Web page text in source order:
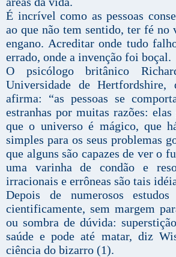
É incrível como as pessoas
ao que não tem sentido, ter fé no
engano. Acreditar onde tudo
errado, onde a invenção foi boçal.
O psicólogo britânico
Universidade de Hertfordshire,
afirma: “as pessoas se
estranhas por muitas razões: elas
que o universo é mágico, que
simples para os seus problemas
que alguns são capazes de ver o
uma varinha de condão e
irracionais e errôneas são tais
Depois de numerosos
cientificamente, sem margem
ou sombra de dúvida:
saúde e pode até matar, diz
ciência do bizarro (1).